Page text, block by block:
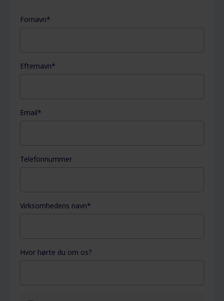
Fornavn*
Efternavn*
Email*
Telefonnummer
Virksomhedens navn*
Hvor hørte du om os?